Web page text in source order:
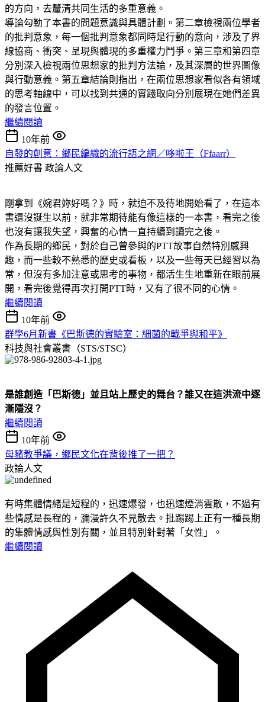
的方向，去釐清共同生活的多重意義。
導論勾勒了本書的問題意識與具體計劃。第二章檢視兩位學者
的批判意象，每一個批判意象都同時是行動的意向，涉及了界
線協商、衝突、呈現與體現的多重權力鬥爭。第三章和第四章
分別深入檢視兩位思想家的批判方法論，及其深層的世界圖像
與行動意義。第五章結論則指出，在兩位思想家看似各有領域
的思考軸線中，可以找到共通的實踐取向分別展現在她們差異
的發言位置。
繼續閱讀
10年前
自發的創意：鄉民編織的流行語之網／哆啦王（Ffaarr）
推薦好書 政論人文
剛拿到《婉君妳好嗎？》時，就迫不及待地開始看了，在這本
書還沒誕生以前，就非常期待能有像這樣的一本書，看完之後
也沒有讓我失望，興奮的心情一直持續到讀完之後。
作為長期的鄉民，對於自己曾參與的PTT故事自然特別感興
趣，而一些較不熟悉的歷史或看板，以及一些每天已經習以為
常，但沒有多加注意或思考的事物，都活生生地重新在眼前展
開，看完後覺得再次打開PTT時，又有了很不同的心情。
繼續閱讀
10年前
群學6月新書《巴斯德的實驗室：細菌的戰爭與和平》
科技與社會叢書（STS/STSC）
是誰創造「巴斯德」並且站上歷史的舞台？誰又在這洪流中逐
漸隱沒？
繼續閱讀
10年前
母豬教爭議，鄉民文化在背後推了一把？
政論人文
有時集體情緒是短程的，迅速爆發，也迅速煙消雲散，不過有
些情感是長程的，瀰漫許久不見散去。批踢踢上正有一種長期
的集體情感與性別有關，並且特別針對著「女性」。
繼續閱讀